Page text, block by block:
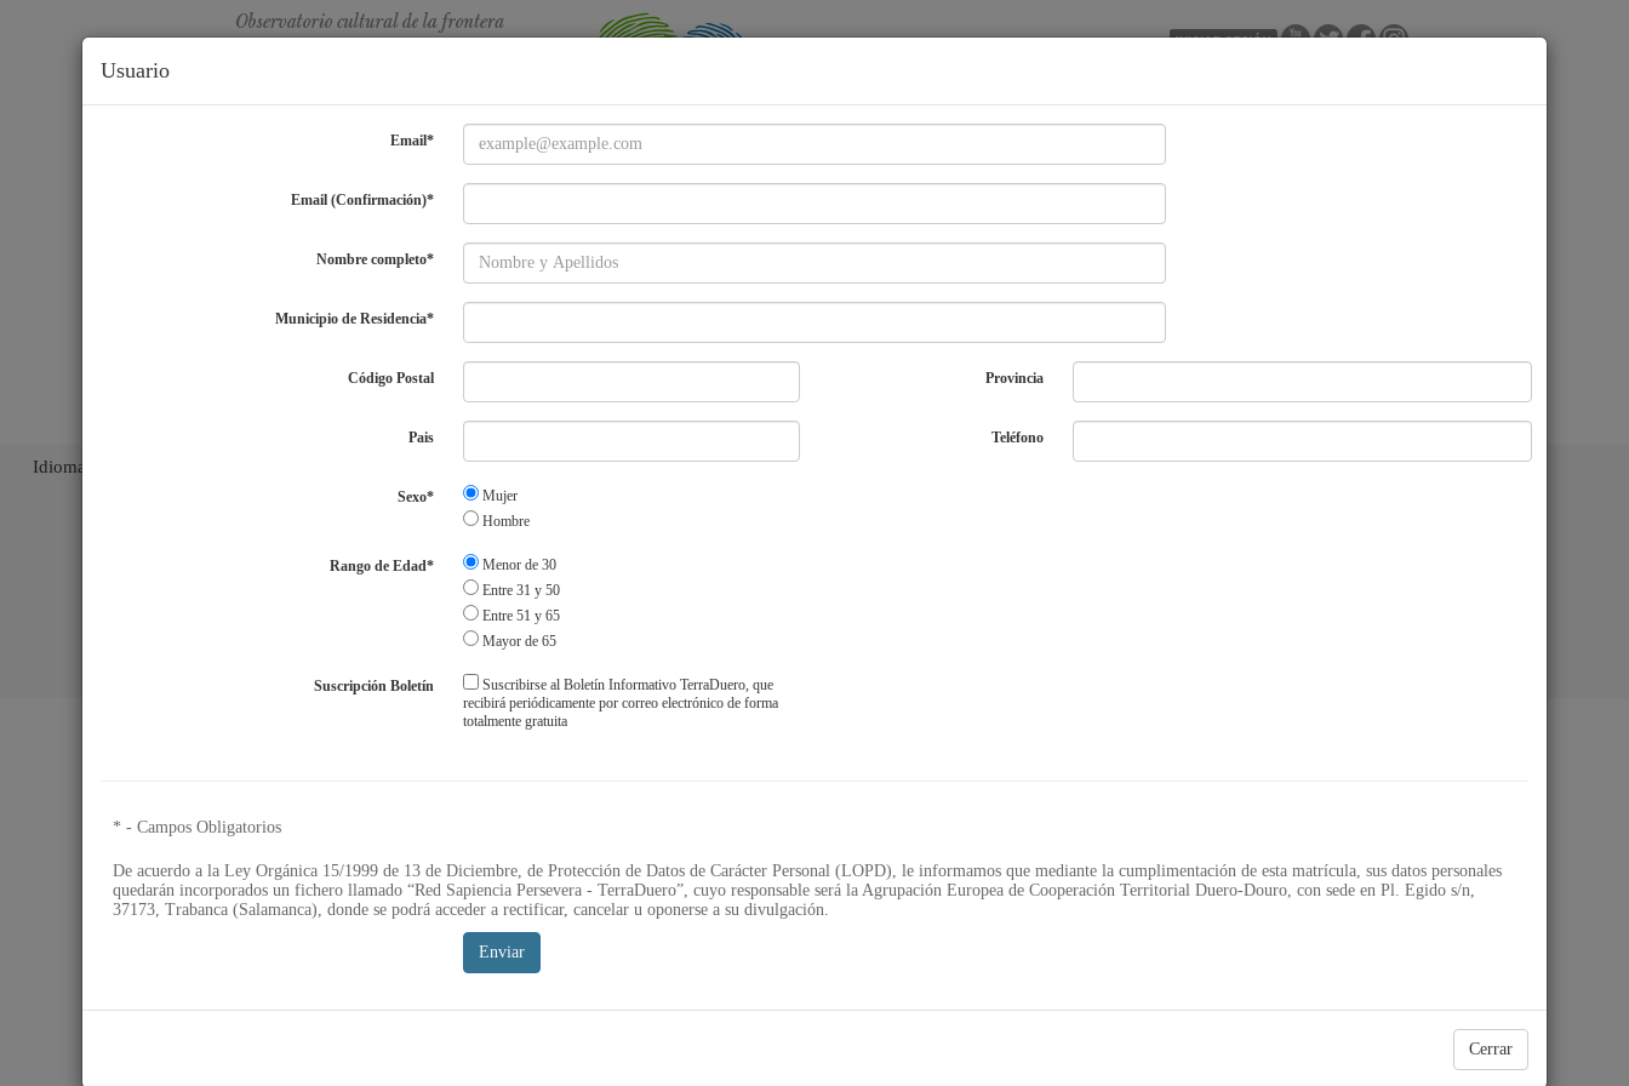
Usuario
Email*
Email (Confirmación)*
Nombre completo*
Municipio de Residencia*
Código Postal Provincia
Pais Teléfono
Sexo*
Mujer
Hombre
Rango de Edad*
Menor de 30
Entre 31 y 50
Entre 51 y 65
Mayor de 65
Suscripción Boletín
Suscribirse al Boletín Informativo TerraDuero, que
recibirá periódicamente por correo electrónico de forma
totalmente gratuita
* - Campos Obligatorios
De acuerdo a la Ley Orgánica 15/1999 de 13 de Diciembre, de Protección de Datos de Carácter Personal (LOPD), le informamos que mediante la cumplimentación de esta matrícula, sus datos personales
quedarán incorporados un fichero llamado “Red Sapiencia Persevera - TerraDuero”, cuyo responsable será la Agrupación Europea de Cooperación Territorial Duero-Douro, con sede en Pl. Egido s/n,
37173, Trabanca (Salamanca), donde se podrá acceder a rectificar, cancelar u oponerse a su divulgación.
Enviar
Cerrar
Email
Entra ¿Olvidaste tu password?
Idiomas
Aviso Legal Sobre TerraDuero© 2018 Agrupación Europea de Cooperación Territorial Duero-Douro